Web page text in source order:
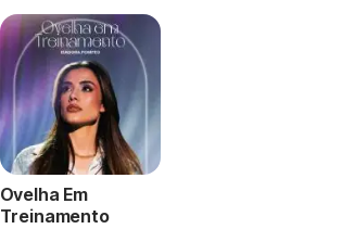
Ovelha Em
Treinamento